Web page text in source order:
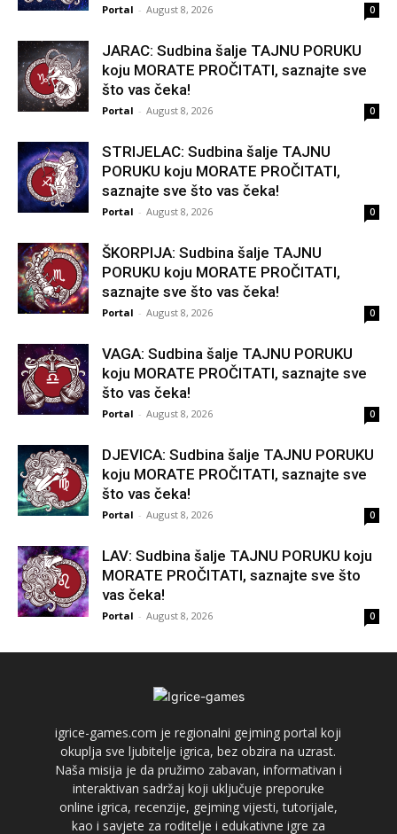
Portal - August 8, 2026 0
JARAC: Sudbina šalje TAJNU PORUKU
koju MORATE PROČITATI, saznajte sve
što vas čeka!
Portal - August 8, 2026 0
STRIJELAC: Sudbina šalje TAJNU
PORUKU koju MORATE PROČITATI,
saznajte sve što vas čeka!
Portal - August 8, 2026 0
ŠKORPIJA: Sudbina šalje TAJNU
PORUKU koju MORATE PROČITATI,
saznajte sve što vas čeka!
Portal - August 8, 2026 0
VAGA: Sudbina šalje TAJNU PORUKU
koju MORATE PROČITATI, saznajte sve
što vas čeka!
Portal - August 8, 2026 0
DJEVICA: Sudbina šalje TAJNU PORUKU
koju MORATE PROČITATI, saznajte sve
što vas čeka!
Portal - August 8, 2026 0
LAV: Sudbina šalje TAJNU PORUKU koju
MORATE PROČITATI, saznajte sve što
vas čeka!
Portal - August 8, 2026 0
igrice-games.com je regionalni gejming portal koji
okuplja sve ljubitelje igrica, bez obzira na uzrast.
Naša misija je da pružimo zabavan, informativan i
interaktivan sadržaj koji uključuje preporuke
online igrica, recenzije, gejming vijesti, tutorijale,
kao i savjete za roditelje i edukativne igre za